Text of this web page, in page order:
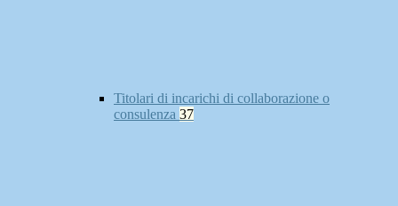
Titolari di incarichi di collaborazione o
consulenza 37